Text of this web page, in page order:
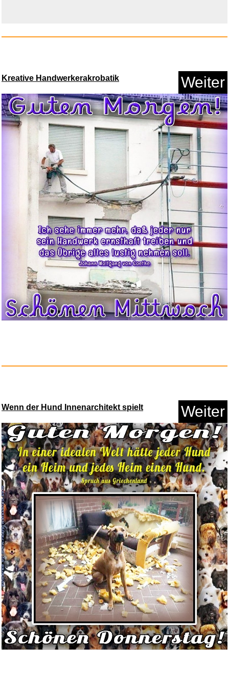
Spanish Piano Music...
Anzeige
Anzeige
Fun Express Mozart Hummel
Vanh...
Kreative Handwerkerakrobatik Weiter
Wenn der Hund Innenarchitekt spielt Weiter